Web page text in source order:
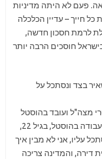
פעם לא היתה מדיניות
חייך – עדיין הכלכלה
לרמת חסכון חדשה,
חוסכים הרבה יותר
בצד ונסתכל על
מצה"ל ועובד בהוסטל
עם אוטיסטים. יש לו כבר היום 15,000 שקל מעבודה בהוסטל, בגיל 22,
עליו, אני לא מבין איך
עצמי לקניית דירה, והמדינה צריכה